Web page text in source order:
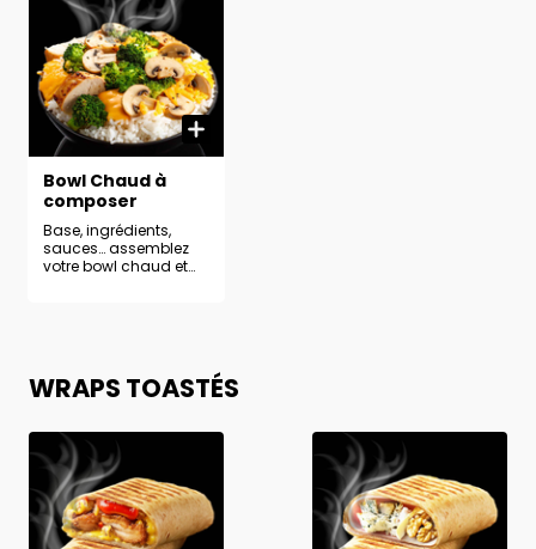
Bowl Chaud à
composer
Base, ingrédients,
sauces… assemblez
votre bowl chaud et
WRAPS TOASTÉS